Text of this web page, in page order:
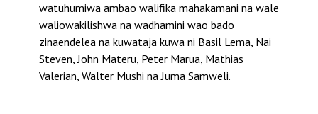
watuhumiwa ambao walifika mahakamani na wale
waliowakilishwa na wadhamini wao bado
zinaendelea na kuwataja kuwa ni Basil Lema, Nai
Steven, John Materu, Peter Marua, Mathias
Valerian, Walter Mushi na Juma Samweli.